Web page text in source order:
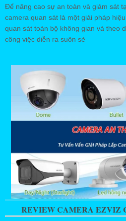
Để nâng cao sự an toàn và giám sát
camera quan sát là một giải pháp
quan sát toàn bộ không gian và theo
công việc diễn ra suôn sẻ
REVIEW CAMERA EZVIZ